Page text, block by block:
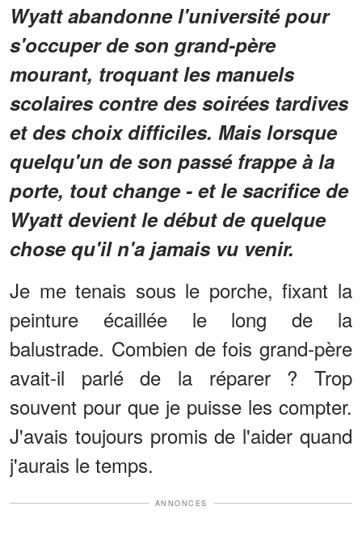
Wyatt abandonne l'université pour
s'occuper de son grand-père
mourant, troquant les manuels
scolaires contre des soirées tardives
et des choix difficiles. Mais lorsque
quelqu'un de son passé frappe à la
porte, tout change - et le sacrifice de
Wyatt devient le début de quelque
chose qu'il n'a jamais vu venir.
Je me tenais sous le porche, fixant la
peinture écaillée le long de la
balustrade. Combien de fois grand-père
avait-il parlé de la réparer ? Trop
souvent pour que je puisse les compter.
J'avais toujours promis de l'aider quand
j'aurais le temps.
ANNONCES